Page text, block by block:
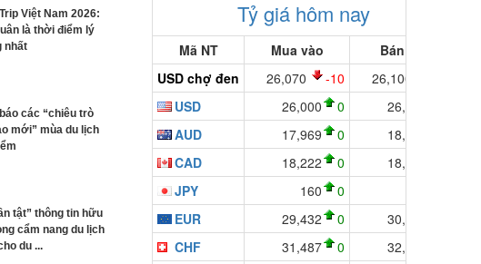
Việt Nam 2026:
là thời điểm lý
nhất
các “chiêu trò
mới” mùa du lịch
tật” thông tin hữu
cẩm nang du lịch
du ...